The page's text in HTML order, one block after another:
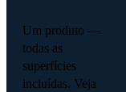
Um produto —
todas as
superfícies
incluídas. Veja